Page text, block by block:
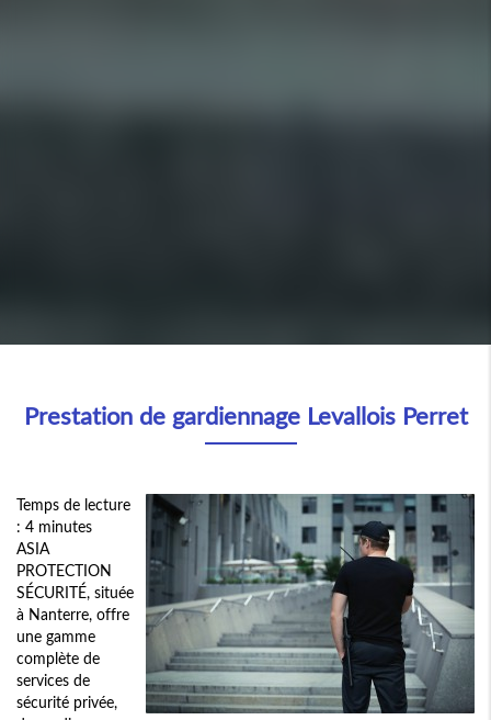
Prestation de gardiennage Levallois Perret
Temps de lecture
: 4 minutes
ASIA
PROTECTION
SÉCURITÉ, située
à Nanterre, offre
une gamme
complète de
services de
sécurité privée,